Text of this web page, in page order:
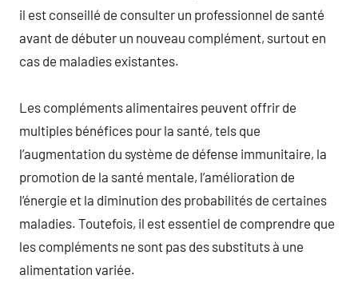
il est conseillé de consulter un professionnel de santé
avant de débuter un nouveau complément, surtout en
cas de maladies existantes.
Les compléments alimentaires peuvent offrir de
multiples bénéfices pour la santé, tels que
l’augmentation du système de défense immunitaire, la
promotion de la santé mentale, l’amélioration de
l’énergie et la diminution des probabilités de certaines
maladies. Toutefois, il est essentiel de comprendre que
les compléments ne sont pas des substituts à une
alimentation variée.